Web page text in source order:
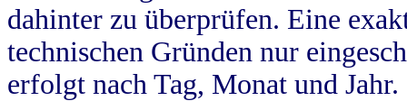
dahinter zu überprüfen. Eine
technischen Gründen nur
erfolgt nach Tag, Monat und Jahr.